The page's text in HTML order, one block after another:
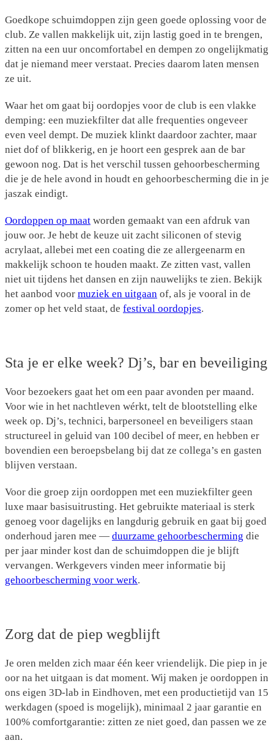
Goedkope schuimdoppen zijn geen goede oplossing voor de
club. Ze vallen makkelijk uit, zijn lastig goed in te brengen,
zitten na een uur oncomfortabel en dempen zo ongelijkmatig
dat je niemand meer verstaat. Precies daarom laten mensen
ze uit.
Waar het om gaat bij oordopjes voor de club is een vlakke
demping: een muziekfilter dat alle frequenties ongeveer
even veel dempt. De muziek klinkt daardoor zachter, maar
niet dof of blikkerig, en je hoort een gesprek aan de bar
gewoon nog. Dat is het verschil tussen gehoorbescherming
die je de hele avond in houdt en gehoorbescherming die in je
jaszak eindigt.
Oordoppen op maat worden gemaakt van een afdruk van
jouw oor. Je hebt de keuze uit zacht siliconen of stevig
acrylaat, allebei met een coating die ze allergeenarm en
makkelijk schoon te houden maakt. Ze zitten vast, vallen
niet uit tijdens het dansen en zijn nauwelijks te zien. Bekijk
het aanbod voor muziek en uitgaan of, als je vooral in de
zomer op het veld staat, de festival oordopjes.
Sta je er elke week? Dj’s, bar en beveiliging
Voor bezoekers gaat het om een paar avonden per maand.
Voor wie in het nachtleven wérkt, telt de blootstelling elke
week op. Dj’s, technici, barpersoneel en beveiligers staan
structureel in geluid van 100 decibel of meer, en hebben er
bovendien een beroepsbelang bij dat ze collega’s en gasten
blijven verstaan.
Voor die groep zijn oordoppen met een muziekfilter geen
luxe maar basisuitrusting. Het gebruikte materiaal is sterk
genoeg voor dagelijks en langdurig gebruik en gaat bij goed
onderhoud jaren mee — duurzame gehoorbescherming die
per jaar minder kost dan de schuimdoppen die je blijft
vervangen. Werkgevers vinden meer informatie bij
gehoorbescherming voor werk.
Zorg dat de piep wegblijft
Je oren melden zich maar één keer vriendelijk. Die piep in je
oor na het uitgaan is dat moment. Wij maken je oordoppen in
ons eigen 3D-lab in Eindhoven, met een productietijd van 15
werkdagen (spoed is mogelijk), minimaal 2 jaar garantie en
100% comfortgarantie: zitten ze niet goed, dan passen we ze
aan.